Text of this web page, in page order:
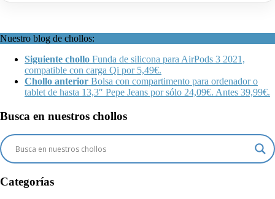
Nuestro blog de chollos:
Siguiente chollo Funda de silicona para AirPods 3 2021,
compatible con carga Qi por 5,49€.
Chollo anterior Bolsa con compartimento para ordenador o
tablet de hasta 13,3″ Pepe Jeans por sólo 24,09€. Antes 39,99€.
Busca en nuestros chollos
Categorías